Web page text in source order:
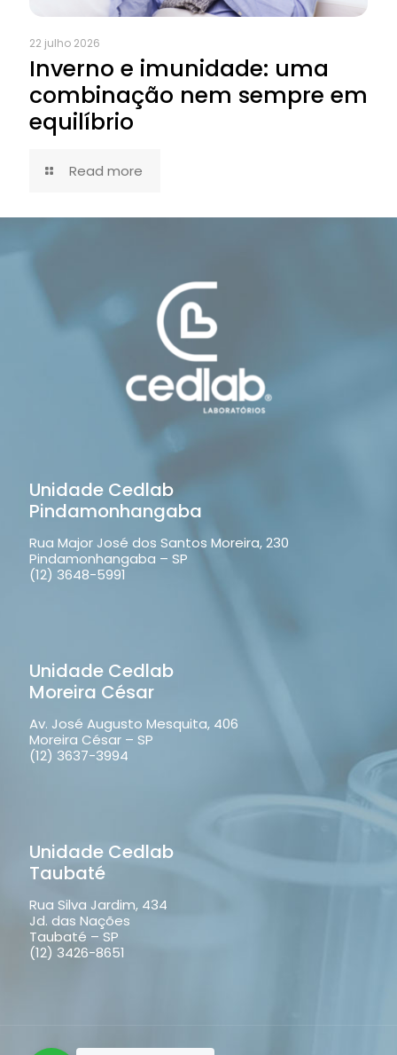
22 julho 2026
Inverno e imunidade: uma
combinação nem sempre em
equilíbrio
Read more
Unidade Cedlab
Pindamonhangaba
Rua Major José dos Santos Moreira, 230
Pindamonhangaba – SP
(12) 3648-5991
Unidade Cedlab
Moreira César
Av. José Augusto Mesquita, 406
Moreira César – SP
(12) 3637-3994
Unidade Cedlab
Taubaté
Rua Silva Jardim, 434
Jd. das Nações
Taubaté – SP
(12) 3426-8651